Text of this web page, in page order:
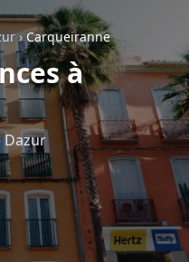
›Carqueiranne
à
Dazur